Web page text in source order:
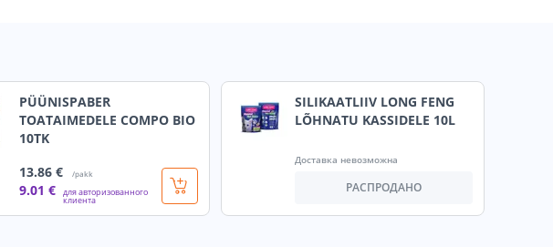
PÜÜNISPABER
TOATAIMEDELE COMPO BIO
10TK
13.86 € /pakk
9.01 € для авторизованного
клиента
SILIKAATLIIV LONG FENG
LÕHNATU KASSIDELE 10L
Доставка невозможна
РАСПРОДАНО